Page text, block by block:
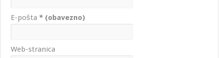
E-pošta* (obavezno)
Web-stranica